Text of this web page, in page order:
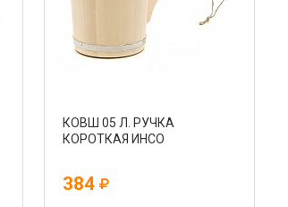
КОВШ 05 Л. РУЧКА
КОРОТКАЯ ИНСО
384